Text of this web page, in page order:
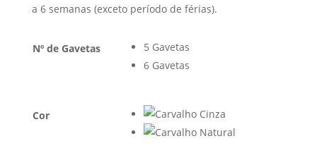
a 6 semanas (exceto período de férias).
Nº de Gavetas
5 Gavetas
6 Gavetas
Cor